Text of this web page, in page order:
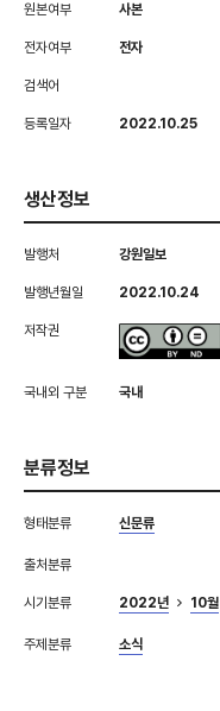
원본여부 사본
전자여부 전자
검색어
등록일자 2022.10.25
생산정보
발행처 강원일보
발행년월일 2022.10.24
저작권
국내외 구분 국내
분류정보
형태분류 신문류
출처분류
시기분류 2022년 10월
주제분류 소식